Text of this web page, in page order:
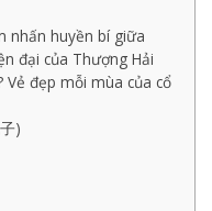
nhấn huyền bí giữa
đại của Thượng Hải
Vẻ đẹp mỗi mùa của cổ
)